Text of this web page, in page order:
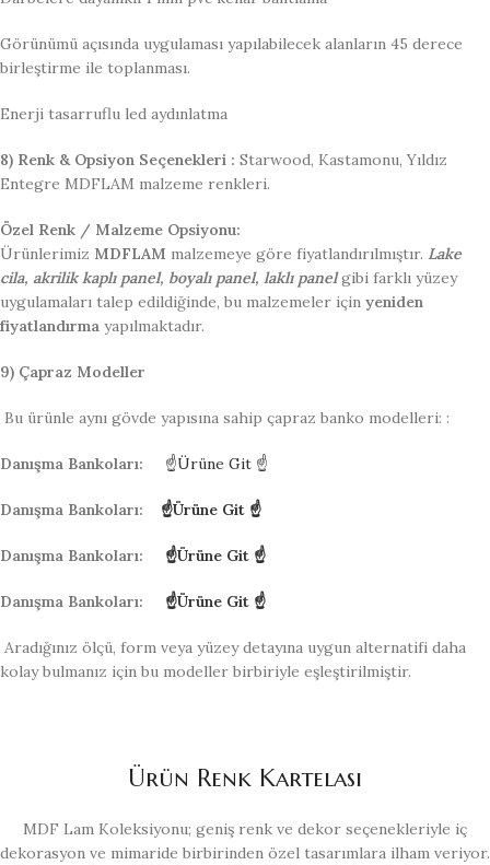
Görünümü açısında uygulaması yapılabilecek alanların 45 derece
birleştirme ile toplanması.
Enerji tasarruflu led aydınlatma
8) Renk & Opsiyon Seçenekleri : Starwood, Kastamonu, Yıldız
Entegre MDFLAM malzeme renkleri.
Özel Renk / Malzeme Opsiyonu:
Ürünlerimiz MDFLAM malzemeye göre fiyatlandırılmıştır. Lake
cila, akrilik kaplı panel, boyalı panel, laklı panel gibi farklı yüzey
uygulamaları talep edildiğinde, bu malzemeler için yeniden
fiyatlandırma yapılmaktadır.
9) Çapraz Modeller
Bu ürünle aynı gövde yapısına sahip çapraz banko modelleri: :
Danışma Bankoları: ☝Ürüne Git ☝
Danışma Bankoları: ☝Ürüne Git ☝
Danışma Bankoları: ☝Ürüne Git ☝
Danışma Bankoları: ☝Ürüne Git ☝
Aradığınız ölçü, form veya yüzey detayına uygun alternatifi daha
kolay bulmanız için bu modeller birbiriyle eşleştirilmiştir.
Ürün Renk Kartelası
MDF Lam Koleksiyonu; geniş renk ve dekor seçenekleriyle iç
dekorasyon ve mimaride birbirinden özel tasarımlara ilham veriyor.